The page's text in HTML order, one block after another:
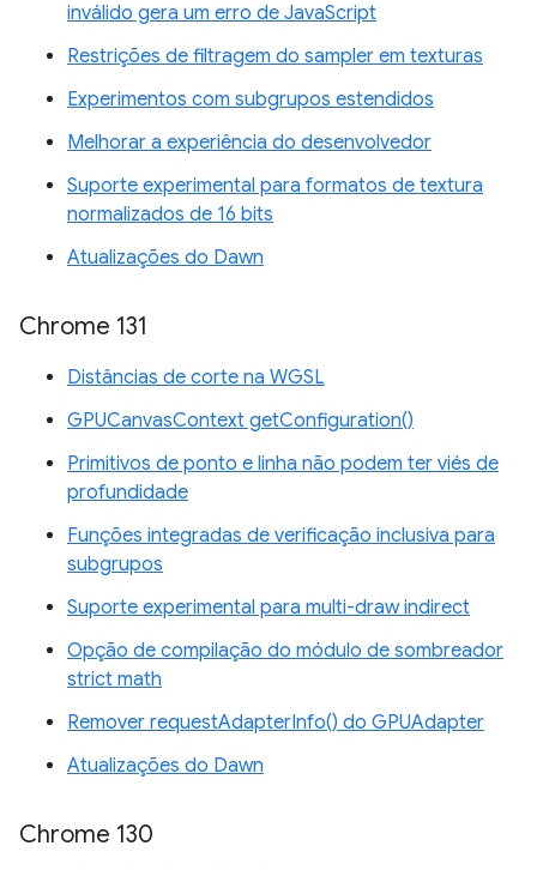
inválido gera um erro de JavaScript
Restrições de filtragem do sampler em texturas
Experimentos com subgrupos estendidos
Melhorar a experiência do desenvolvedor
Suporte experimental para formatos de textura
normalizados de 16 bits
Atualizações do Dawn
Chrome 131
Distâncias de corte na WGSL
GPUCanvasContext getConfiguration()
Primitivos de ponto e linha não podem ter viés de
profundidade
Funções integradas de verificação inclusiva para
subgrupos
Suporte experimental para multi-draw indirect
Opção de compilação do módulo de sombreador
strict math
Remover requestAdapterInfo() do GPUAdapter
Atualizações do Dawn
Chrome 130